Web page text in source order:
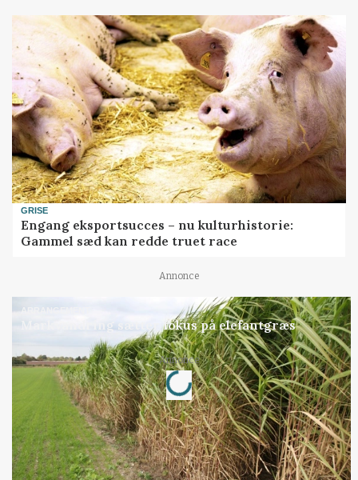
GRISE
Engang eksportsucces – nu kulturhistorie:
Gammel sæd kan redde truet race
Annonce
ARRANGEMENT
Markvandring sætter fokus på elefantgræs
Annonce
Loading...
Jobs